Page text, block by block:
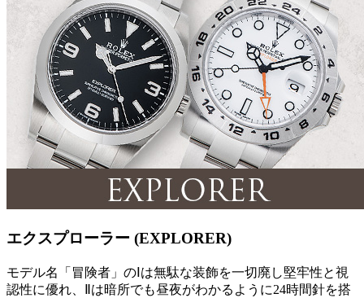
エクスプローラー (EXPLORER)
モデル名「冒険者」のⅠは無駄な装飾を一切廃し堅牢性と視
認性に優れ、Ⅱは暗所でも昼夜がわかるように24時間針を搭